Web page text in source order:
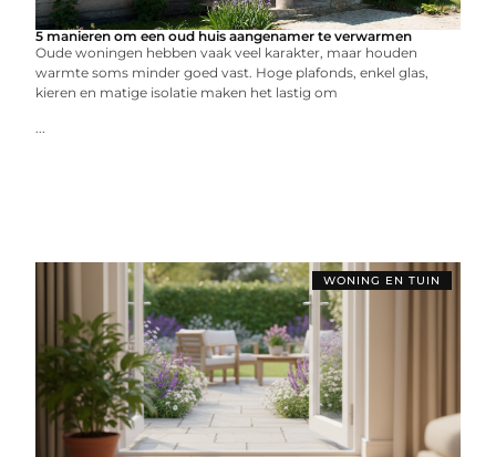
5 manieren om een oud huis aangenamer te verwarmen
Oude woningen hebben vaak veel karakter, maar houden
warmte soms minder goed vast. Hoge plafonds, enkel glas,
kieren en matige isolatie maken het lastig om
...
WONING EN TUIN